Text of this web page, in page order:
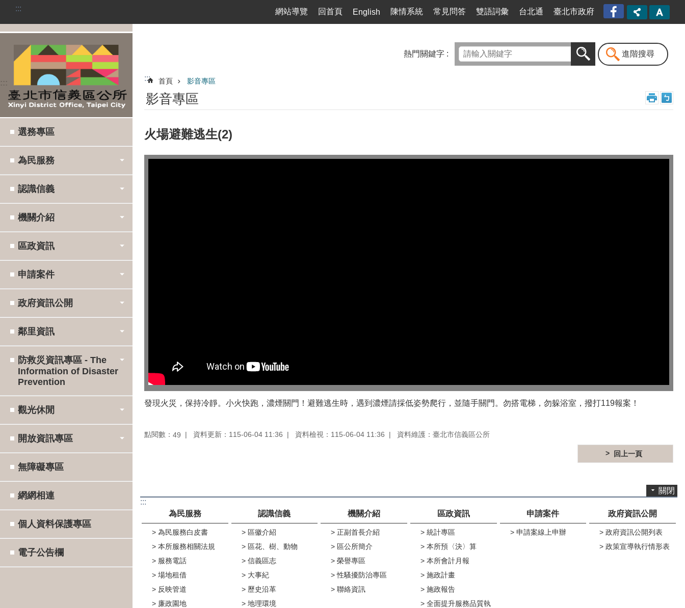
跳到主要內容區塊
::: 網站導覽 回首頁 English 陳情系統 常見問答 雙語詞彙 台北通 臺北市政府
臺北
市信
公所
漫遊
信義
:::
選務專區
為民服務
認識信義
機關介紹
區政資訊
申請案件
政府資訊公開
鄰里資訊
防救災資訊專區 - The
Information of Disaster
Prevention
觀光休閒
開放資訊專區
無障礙專區
網網相連
個人資料保護專區
電子公告欄
熱門關鍵字 進階搜尋
::: 首頁 影音專區
影音專區
火場避難逃生(2)
發現火災，保持冷靜。小火快跑，濃煙關門！避難逃生時，遇到濃煙請採低姿勢爬行，並隨手關門。勿搭電梯，勿躲浴室，撥打119報案！
點閱數： 49 資料更新：115-06-04 11:36 資料檢視：115-06-04 11:36 資料維護：臺北市信義區公所
回上一頁
關閉
:::
為民服務
為民服務白皮書
本所服務相關法規
服務電話
場地租借
反映管道
廉政園地
認識信義
區徽介紹
區花、樹、動物
信義區志
大事紀
歷史沿革
地理環境
機關介紹
正副首長介紹
區公所簡介
榮譽專區
性騷擾防治專區
聯絡資訊
區政資訊
統計專區
本所預〈決〉算
本所會計月報
施政計畫
施政報告
全面提升服務品質執
申請案件
申請案線上申辦
政府資訊公開
政府資訊公開列表
政策宣導執行情形表